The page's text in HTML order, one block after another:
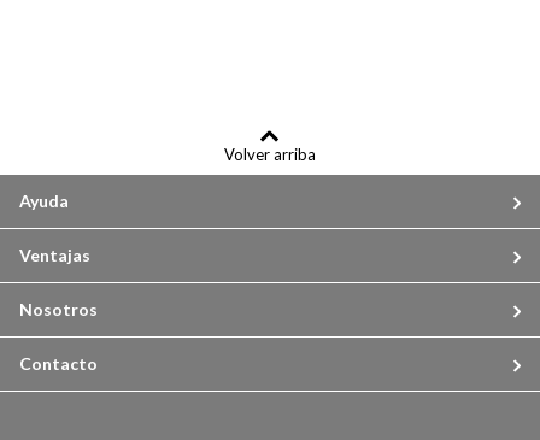
Volver arriba
Ayuda
Ventajas
Nosotros
Contacto